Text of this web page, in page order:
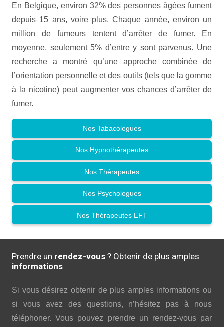
En Belgique, environ 32% des personnes âgées fument
depuis 15 ans, voire plus. Chaque année, environ un
million de fumeurs tentent d’arrêter de fumer. En
moyenne, seulement 5% d’entre y sont parvenus. Une
recherche a montré qu’une approche combinée de
l’orientation personnelle et des outils (tels que la gomme
à la nicotine) peut augmenter vos chances d’arrêter de
fumer.
Nos Tabacologues
Nos Hypnothérapeutes
Nos Thérapeutes
Nos Psychologues
Nos Thérapeutes EFT
Prendre un rendez-vous ? Obtenir de plus amples
informations
Si vous désirez obtenir de plus amples informations ou
si vous avez des questions, n’hésitez pas à nous
téléphoner. Vous pouvez prendre un rendez-vous par